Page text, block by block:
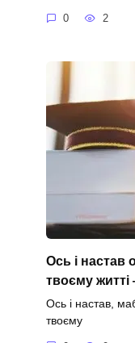
0 2
Ось і настав
твоєму
Ось і настав,
твоєму